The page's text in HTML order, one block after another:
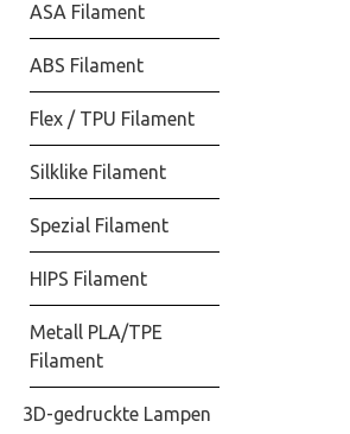
ASA Filament
ABS Filament
Flex / TPU Filament
Silklike Filament
Spezial Filament
HIPS Filament
Metall PLA/TPE
Filament
3D-gedruckte Lampen